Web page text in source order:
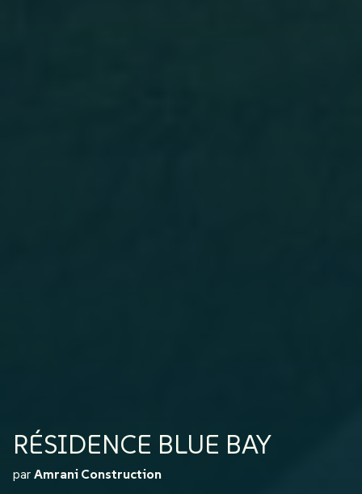
RÉSIDENCE BLUE BAY
par Amrani Construction